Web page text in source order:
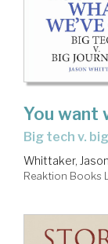
You want
big tech v.
Whittaker, Jason
Reaktion Books